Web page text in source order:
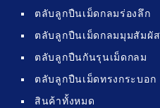
ตลับลูกปืนเม็ดกลมร่องลึก
ตลับลูกปืนเม็ดกลมมุมสัมผัส
ตลับลูกปืนกันรุนเม็ดกลม
ตลับลูกปืนเม็ดทรงกระบอก
สินค้าทั้งหมด